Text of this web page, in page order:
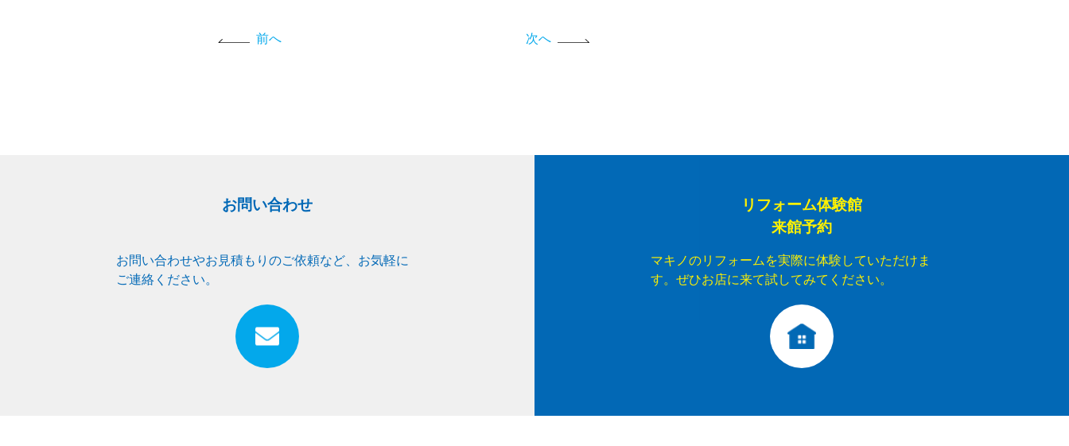
前へ 次へ
お問い合わせ
お問い合わせやお見積もりのご依頼など、お気軽に
ご連絡ください。
リフォーム体験館
来館予約
マキノのリフォームを実際に体験していただけま
す。ぜひお店に来て試してみてください。